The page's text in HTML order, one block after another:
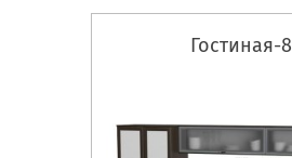
Гостиная-8